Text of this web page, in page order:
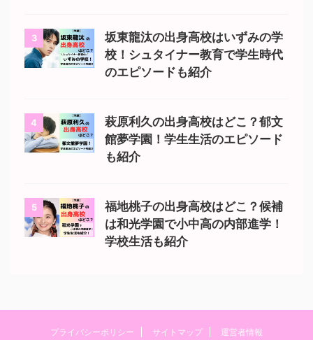
3
坂東龍汰の出身高校はいずみの学
校！シュタイナー教育で学生時代
のエピソードも紹介
4
萩原利久の出身高校はどこ？郁文
館夢学園！学生生活のエピソード
も紹介
5
福地桃子の出身高校はどこ？候補
は和光学園で小中高の内部進学！
学校生活も紹介
プライバシーポリシー サイトマップ 運営者情報